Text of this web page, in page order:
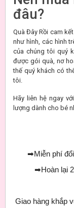
đâu?
Quà Đây Rồi cam
như hình, các hình
của chúng tôi quý
được gói quà, nơ
thế quý khách có
tôi.
Hãy liên hệ ngay
lượng dành cho bé
➡Miễn phí
➡Hoàn lại
Giao hàng khắp